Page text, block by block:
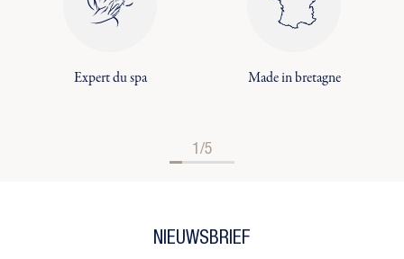
Expert du spa Made in bretagne
1/5
NIEUWSBRIEF